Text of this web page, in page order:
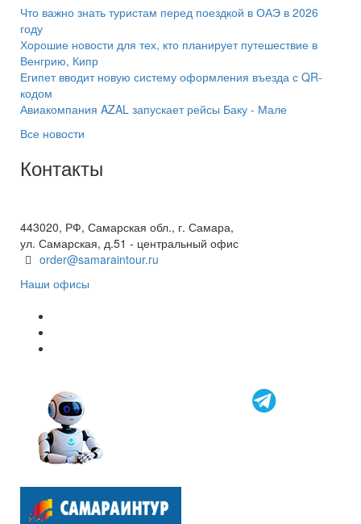
Что важно знать туристам перед поездкой в ОАЭ в 2026
году
Хорошие новости для тех, кто планирует путешествие в
Венгрию, Кипр
Египет вводит новую систему оформления въезда с QR-
кодом
Авиакомпания AZAL запускает рейсы Баку - Мале
Все новости
Контакты
443020, РФ, Самарская обл., г. Самара,
ул. Самарская, д.51 - центральный офис
order@samaraintour.ru
Наши офисы